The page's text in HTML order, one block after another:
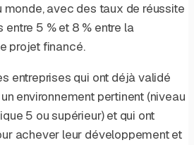
monde, avec des taux de réussite
5 % et 8 % entre la
projet financé.
entreprises qui ont déjà validé
environnement pertinent (niveau
5 ou supérieur) et qui ont
achever leur développement et